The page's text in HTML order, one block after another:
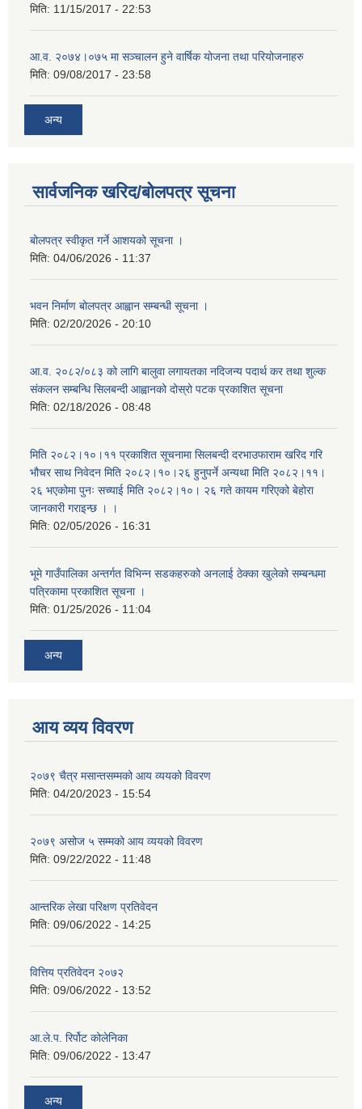
मिति: 11/15/2017 - 22:53
आ.व. २०७४।०७५ मा सञ्चालन हुने वार्षिक योजना तथा परियोजनाहरु
मिति: 09/08/2017 - 23:58
अन्य
सार्वजनिक खरिद/बोलपत्र सूचना
बोलपत्र स्वीकृत गर्ने आशयको सूचना ।
मिति: 04/06/2026 - 11:37
भवन निर्माण बोलपत्र आह्वान सम्बन्धी सूचना ।
मिति: 02/20/2026 - 20:10
आ.व. २०८२/०८३ को लागि बालुवा लगायतका नदिजन्य पदार्थ कर तथा शुल्क
संकलन सम्बन्धि सिलबन्दी आह्वानको दोस्रो पटक प्रकाशित सूचना
मिति: 02/18/2026 - 08:48
मिति २०८२।१०।११ प्रकाशित सूचनामा सिलबन्दी दरभाउफाराम खरिद गरि
भौचर साथ निवेदन मिति २०८२।१०।२६ हुनुपर्ने अन्यथा मिति २०८२।११।
२६ भएकोमा पुनः सच्याई मिति २०८२।१०। २६ गते कायम गरिएको बेहोरा
जानकारी गराइन्छ । ।
मिति: 02/05/2026 - 16:31
भूमे गाउँपालिका अन्तर्गत विभिन्न सडकहरुको अनलाई ठेक्का खुलेको सम्बन्धमा
पत्रिकामा प्रकाशित सूचना ।
मिति: 01/25/2026 - 11:04
अन्य
आय व्यय विवरण
२०७९ चैत्र मसान्तसम्मको आय व्ययको विवरण
मिति: 04/20/2023 - 15:54
२०७९ असोज ५ सम्मको आय व्ययको विवरण
मिति: 09/22/2022 - 11:48
आन्तरिक लेखा परिक्षण प्रतिवेदन
मिति: 09/06/2022 - 14:25
वित्तिय प्रतिवेदन २०७२
मिति: 09/06/2022 - 13:52
आ.ले.प. रिर्पोट कोलेनिका
मिति: 09/06/2022 - 13:47
अन्य